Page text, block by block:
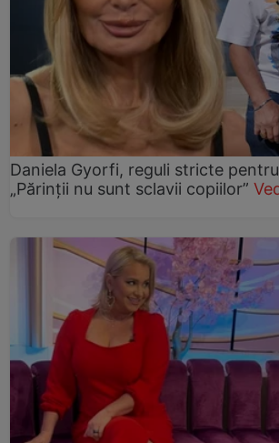
Daniela Gyorfi, reguli stricte
„Părinții nu sunt sclavii copiilor”